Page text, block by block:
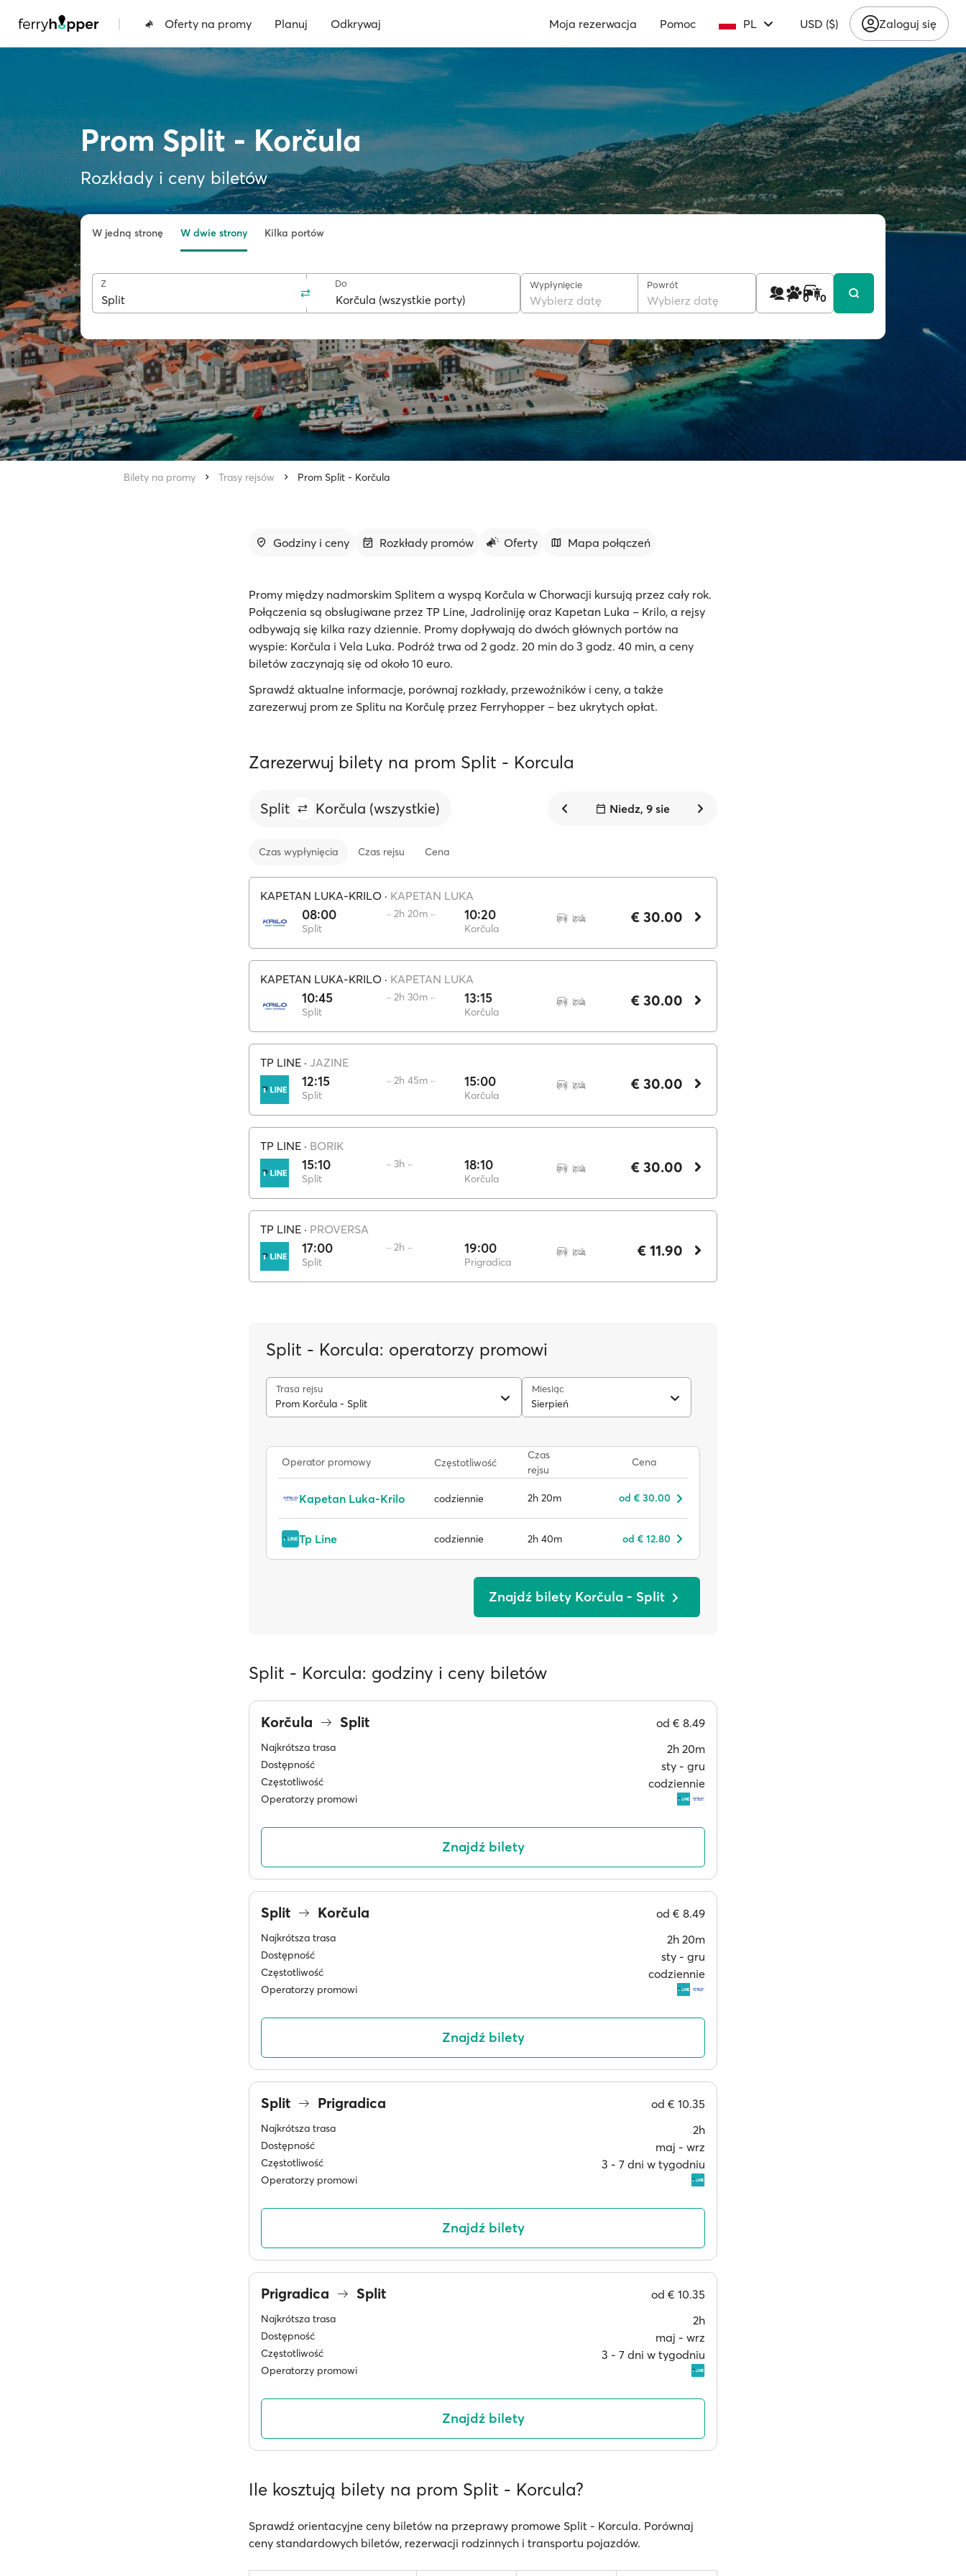
| Oferty na promy Planuj Odkrywaj Moja rezerwacja Pomoc PL USD ($) Zaloguj się
Prom Split - Korčula
Rozkłady i ceny biletów
W jedną stronę W dwie strony Kilka portów
Z Do Wypłynięcie
Wybierz datę
Powrót
Wybierz datę 1 0 0
Bilety na promy Trasy rejsów Prom Split - Korčula
Godziny i ceny Rozkłady promów Oferty Mapa połączeń
Promy między nadmorskim Splitem a wyspą Korčula w Chorwacji kursują przez cały rok.
Połączenia są obsługiwane przez TP Line, Jadroliniję oraz Kapetan Luka – Krilo, a rejsy
odbywają się kilka razy dziennie. Promy dopływają do dwóch głównych portów na
wyspie: Korčula i Vela Luka. Podróż trwa od 2 godz. 20 min do 3 godz. 40 min, a ceny
biletów zaczynają się od około 10 euro.
Sprawdź aktualne informacje, porównaj rozkłady, przewoźników i ceny, a także
zarezerwuj prom ze Splitu na Korčulę przez Ferryhopper – bez ukrytych opłat.
Zarezerwuj bilety na prom Split - Korcula
Split Korčula (wszystkie) Niedz, 9 sie
Czas wypłynięcia Czas rejsu Cena
KAPETAN LUKA-KRILO · KAPETAN LUKA
08:00
Split
·· 2h 20m ·· 10:20
Korčula
€ 30.00
KAPETAN LUKA-KRILO · KAPETAN LUKA
10:45
Split
·· 2h 30m ·· 13:15
Korčula
€ 30.00
TP LINE · JAZINE
12:15
Split
·· 2h 45m ·· 15:00
Korčula
€ 30.00
TP LINE · BORIK
15:10
Split
·· 3h ·· 18:10
Korčula
€ 30.00
TP LINE · PROVERSA
17:00
Split
·· 2h ·· 19:00
Prigradica
€ 11.90
Split - Korcula: operatorzy promowi
Trasa rejsu
Prom Korčula - Split
Miesiąc
Sierpień
Operator promowy Częstotliwość
Czas
rejsu
Cena
Kapetan Luka-Krilo codziennie 2h 20m od € 30.00
Tp Line codziennie 2h 40m od € 12.80
Znajdź bilety Korčula - Split
Split - Korcula: godziny i ceny biletów
Korčula Split od € 8.49
Najkrótsza trasa 2h 20m
Dostępność sty ‐ gru
Częstotliwość codziennie
Operatorzy promowi
Znajdź bilety
Split Korčula od € 8.49
Najkrótsza trasa 2h 20m
Dostępność sty ‐ gru
Częstotliwość codziennie
Operatorzy promowi
Znajdź bilety
Split Prigradica od € 10.35
Najkrótsza trasa 2h
Dostępność maj ‐ wrz
Częstotliwość 3 ‐ 7 dni w tygodniu
Operatorzy promowi
Znajdź bilety
Prigradica Split od € 10.35
Najkrótsza trasa 2h
Dostępność maj ‐ wrz
Częstotliwość 3 ‐ 7 dni w tygodniu
Operatorzy promowi
Znajdź bilety
Ile kosztują bilety na prom Split - Korcula?
Sprawdź orientacyjne ceny biletów na przeprawy promowe Split - Korcula. Porównaj
ceny standardowych biletów, rezerwacji rodzinnych i transportu pojazdów.